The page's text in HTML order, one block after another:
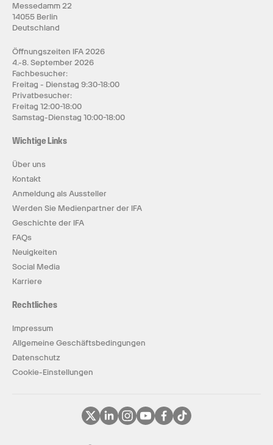
Messedamm 22
14055 Berlin
Deutschland
Öffnungszeiten IFA 2026
4.-8. September 2026
Fachbesucher:
Freitag - Dienstag 9:30-18:00
Privatbesucher:
Freitag 12:00-18:00
Samstag-Dienstag 10:00-18:00
Wichtige Links
Über uns
Kontakt
Anmeldung als Aussteller
Werden Sie Medienpartner der IFA
Geschichte der IFA
FAQs
Neuigkeiten
Social Media
Karriere
Rechtliches
Impressum
Allgemeine Geschäftsbedingungen
Datenschutz
Cookie-Einstellungen